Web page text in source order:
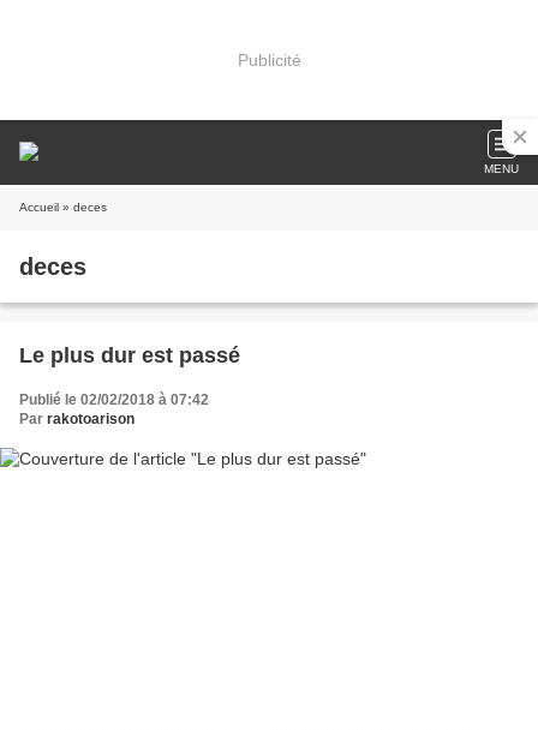
Publicité
MENU
Accueil » deces
deces
Le plus dur est passé
Publié le 02/02/2018 à 07:42
Par rakotoarison